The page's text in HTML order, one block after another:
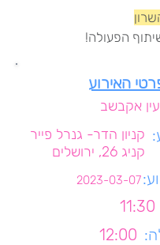
הפעולה!
האירוע
אקבשב
קניון הדר- גנרל פייר
קניג 26, ירושלים
2023-03-07
11:30
12:00